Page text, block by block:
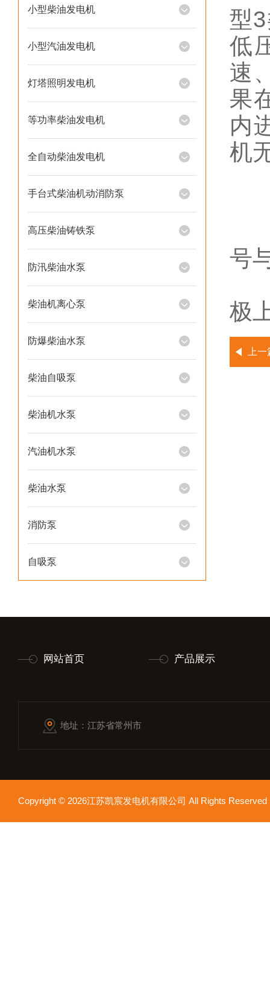
小型柴油发电机
小型汽油发电机
灯塔照明发电机
等功率柴油发电机
全自动柴油发电机
手台式柴油机动消防泵
高压柴油铸铁泵
防汛柴油水泵
柴油机离心泵
防爆柴油水泵
柴油自吸泵
柴油机水泵
汽油机水泵
柴油水泵
消防泵
自吸泵
型
低
速
果
内
机
号
极
上
网站首页 产品展示
地址：江苏省常州市
Copyright © 2026江苏凯宸发电机有限公司 All Rights